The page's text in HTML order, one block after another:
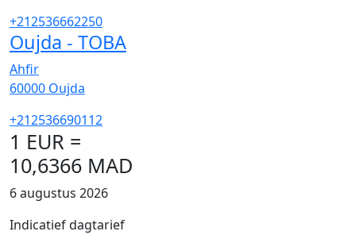
+212536662250
Oujda - TOBA
Ahfir
60000 Oujda
+212536690112
1 EUR =
10,6366 MAD
6 augustus 2026
Indicatief dagtarief